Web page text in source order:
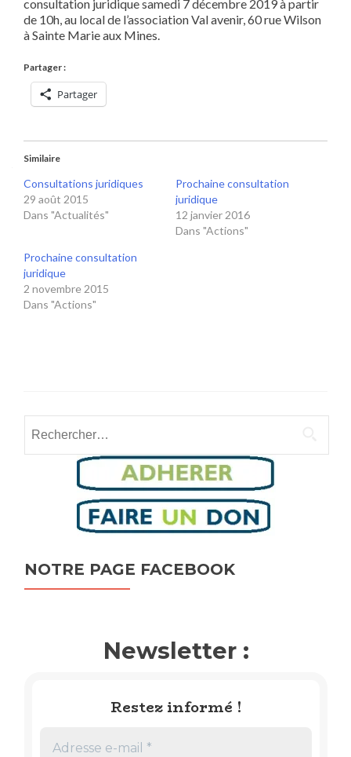
consultation juridique samedi 7 décembre 2019 à partir
de 10h, au local de l’association Val avenir, 60 rue Wilson
à Sainte Marie aux Mines.
Partager :
Partager
Similaire
Consultations juridiques
29 août 2015
Dans "Actualités"
Prochaine consultation
juridique
12 janvier 2016
Dans "Actions"
Prochaine consultation
juridique
2 novembre 2015
Dans "Actions"
NOTRE PAGE FACEBOOK
Newsletter :
Restez informé !